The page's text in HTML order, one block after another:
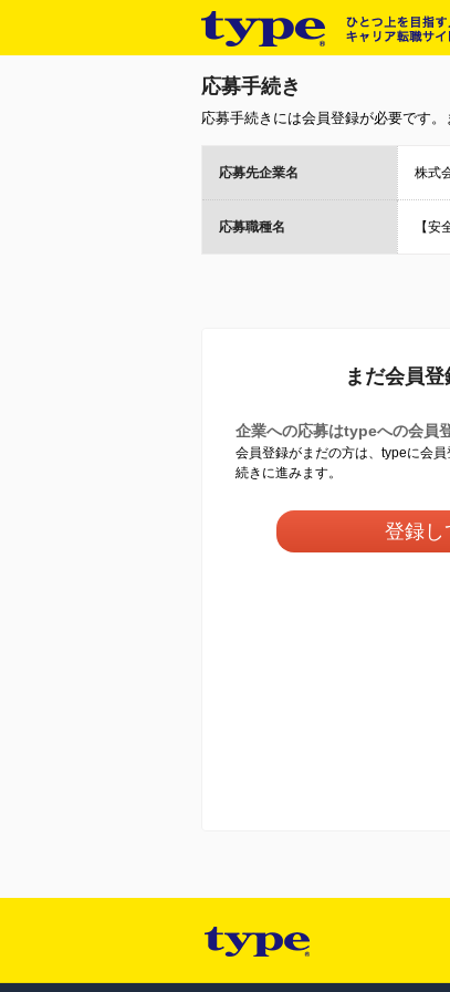
応募手続き
応募手続きには会員登録が必要です
応募先企業名 株式
応募職種名 【
まだ会員
企業への応募はtypeへの会員
会員登録がまだの方は、typeに会
続きに進みます。
登録し